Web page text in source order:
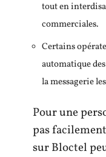
tout en
commerciales.
Certains
automatique
la messagerie
Pour une
pas
sur Bloctel